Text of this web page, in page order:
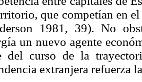
que competían en
1981, 39). No
un nuevo agente
del curso de la
extranjera refuerza